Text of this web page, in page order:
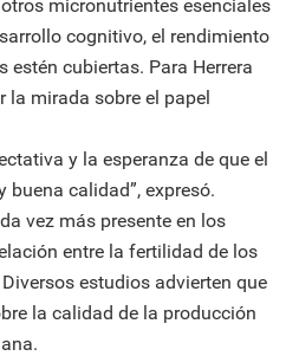
micronutrientes esenciales
cognitivo, el rendimiento
cubiertas. Para Herrera
la mirada sobre el papel
y la esperanza de que el
calidad”, expresó.
vez más presente en los
entre la fertilidad de los
estudios advierten que
la calidad de la producción